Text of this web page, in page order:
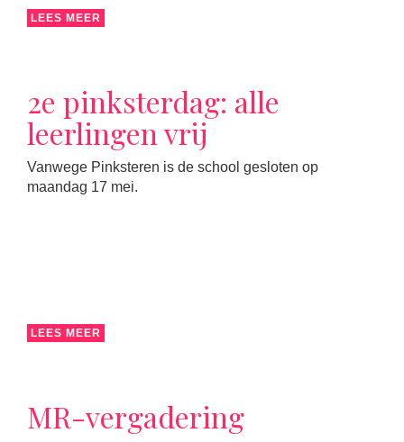
LEES MEER
2e pinksterdag: alle
leerlingen vrij
Vanwege Pinksteren is de school gesloten op
maandag 17 mei.
LEES MEER
MR-vergadering